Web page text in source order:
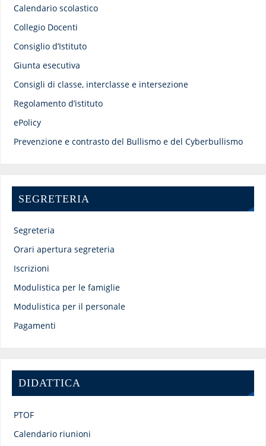
Calendario scolastico
Collegio Docenti
Consiglio d’Istituto
Giunta esecutiva
Consigli di classe, interclasse e intersezione
Regolamento d’istituto
ePolicy
Prevenzione e contrasto del Bullismo e del Cyberbullismo
SEGRETERIA
Segreteria
Orari apertura segreteria
Iscrizioni
Modulistica per le famiglie
Modulistica per il personale
Pagamenti
DIDATTICA
PTOF
Calendario riunioni